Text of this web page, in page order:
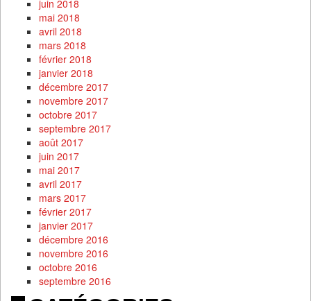
juin 2018
mai 2018
avril 2018
mars 2018
février 2018
janvier 2018
décembre 2017
novembre 2017
octobre 2017
septembre 2017
août 2017
juin 2017
mai 2017
avril 2017
mars 2017
février 2017
janvier 2017
décembre 2016
novembre 2016
octobre 2016
septembre 2016